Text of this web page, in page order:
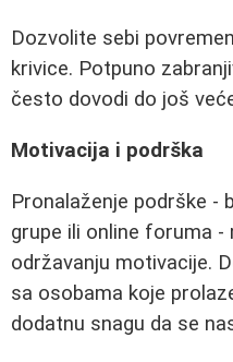
Dozvolite sebi
krivice. Potpuno
često dovodi do još
Motivacija i podrška
Pronalaženje podrške -
grupe ili online foruma
održavanju motivacije.
sa osobama koje
dodatnu snagu da se